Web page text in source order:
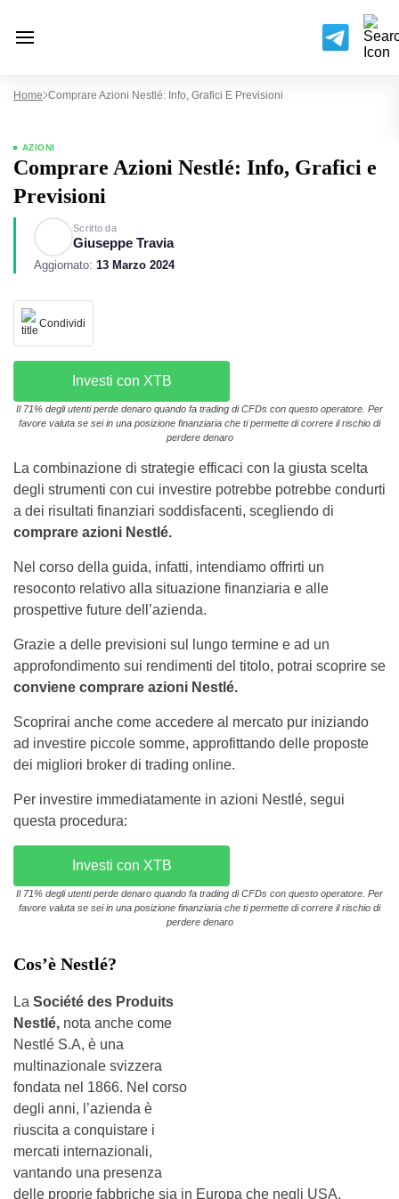
Home Comprare Azioni Nestlé: Info, Grafici E Previsioni
AZIONI
Comprare Azioni Nestlé: Info, Grafici e
Previsioni
Scritto da
Giuseppe Travia
Aggiornato: 13 Marzo 2024
Condividi
Investi con XTB
Il 71% degli utenti perde denaro quando fa trading di CFDs con questo operatore. Per
favore valuta se sei in una posizione finanziaria che ti permette di correre il rischio di
perdere denaro
La combinazione di strategie efficaci con la giusta scelta
degli strumenti con cui investire potrebbe potrebbe condurti
a dei risultati finanziari soddisfacenti, scegliendo di
comprare azioni Nestlé.
Nel corso della guida, infatti, intendiamo offrirti un
resoconto relativo alla situazione finanziaria e alle
prospettive future dell’azienda.
Grazie a delle previsioni sul lungo termine e ad un
approfondimento sui rendimenti del titolo, potrai scoprire se
conviene comprare azioni Nestlé.
Scoprirai anche come accedere al mercato pur iniziando
ad investire piccole somme, approfittando delle proposte
dei migliori broker di trading online.
Per investire immediatamente in azioni Nestlé, segui
questa procedura:
Investi con XTB
Il 71% degli utenti perde denaro quando fa trading di CFDs con questo operatore. Per
favore valuta se sei in una posizione finanziaria che ti permette di correre il rischio di
perdere denaro
Cos’è Nestlé?
La Société des Produits
Nestlé, nota anche come
Nestlé S.A, è una
multinazionale svizzera
fondata nel 1866. Nel corso
degli anni, l’azienda è
riuscita a conquistare i
mercati internazionali,
vantando una presenza
delle proprie fabbriche sia in Europa che negli USA.